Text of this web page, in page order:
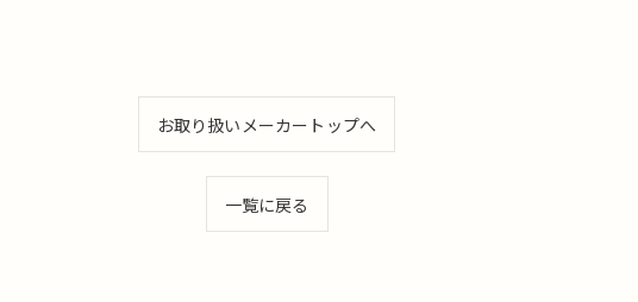
お取り扱いメーカートップへ
一覧に戻る